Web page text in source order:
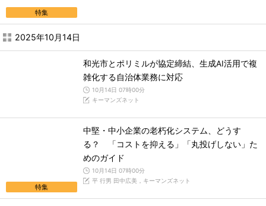
特集
2025年10月14日
和光市とポリミルが協定締結、生成AI活用で複
雑化する自治体業務に対応
10月14日 07時00分
キーマンズネット
特集
中堅・中小企業の老朽化システム、どうす
る？ 「コストを抑える」「丸投げしない」た
めのガイド
10月14日 07時00分
平 行男 田中広美，キーマンズネット